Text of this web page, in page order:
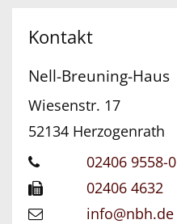
Kontakt
Nell-Breuning-Haus
Wiesenstr. 17
52134 Herzogenrath
02406 9558-0
02406 4632
info@nbh.de